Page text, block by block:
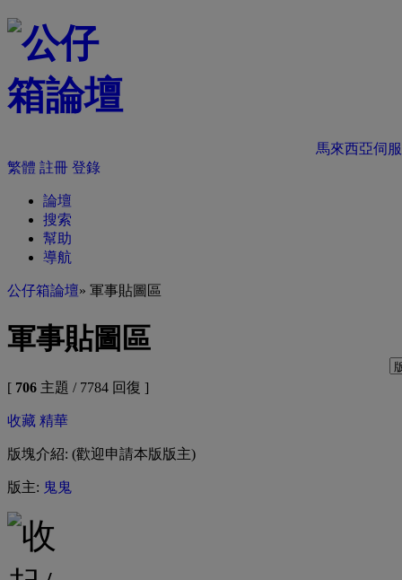
馬來西亞伺
繁體 註冊 登錄
論壇
搜索
幫助
導航
公仔箱論壇» 軍事貼圖區
軍事貼圖區
[ 706 主題 / 7784 回復 ]
收藏 精華
版塊介紹: (歡迎申請本版版主)
版主: 鬼鬼